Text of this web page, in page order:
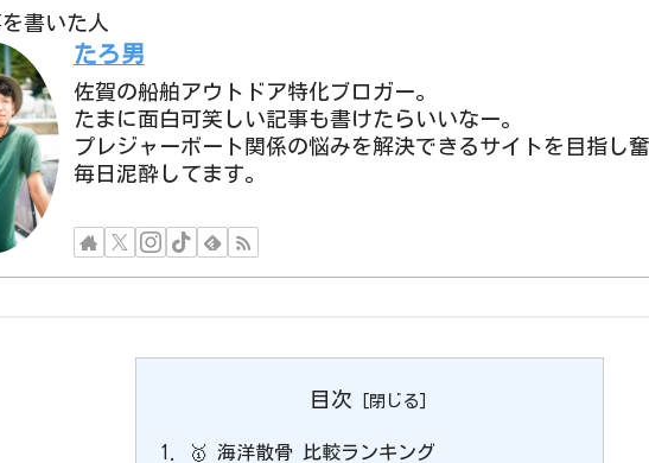
書いた人
たろ男
佐賀の船舶アウトドア特化ブロガー。
たまに面白可笑しい記事も書けたらいいなー。
プレジャーボート関係の悩みを解決できるサイトを目指し奮
毎日泥酔してます。
目次
🥇 海洋散骨 比較ランキング